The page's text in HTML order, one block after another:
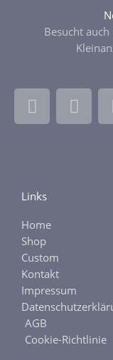
Besucht
F
a
c
o
o
k
-
f
I
n
s
Links
Home
Shop
Custom
Kontakt
Impressum
AGB
Cookie-Richtlinie